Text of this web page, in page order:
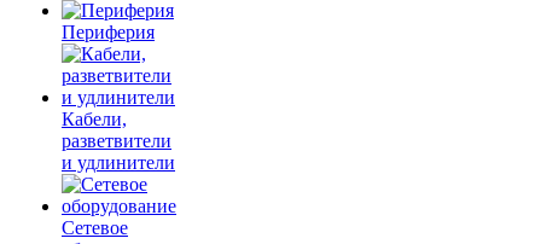
Периферия
Кабели,
разветвители
и удлинители
Сетевое